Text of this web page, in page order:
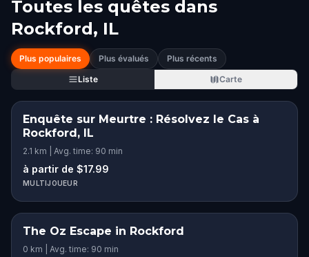
Toutes les quêtes dans
Rockford, IL
Plus populaires Plus évalués
Plus récents
Liste
Carte
Enquête sur Meurtre : Résolvez le Cas à
Rockford, IL
2.1 km | Avg. time: 90 min
à partir de $17.99
MULTIJOUEUR
The Oz Escape in Rockford
0 km | Avg. time: 90 min